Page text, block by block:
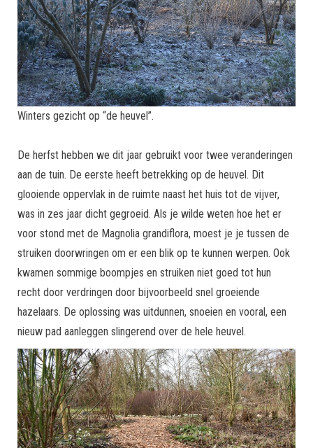
Winters gezicht op “de heuvel”.
De herfst hebben we dit jaar gebruikt voor twee veranderingen
aan de tuin. De eerste heeft betrekking op de heuvel. Dit
glooiende oppervlak in de ruimte naast het huis tot de vijver,
was in zes jaar dicht gegroeid. Als je wilde weten hoe het er
voor stond met de Magnolia grandiflora, moest je je tussen de
struiken doorwringen om er een blik op te kunnen werpen. Ook
kwamen sommige boompjes en struiken niet goed tot hun
recht door verdringen door bijvoorbeeld snel groeiende
hazelaars. De oplossing was uitdunnen, snoeien en vooral, een
nieuw pad aanleggen slingerend over de hele heuvel.